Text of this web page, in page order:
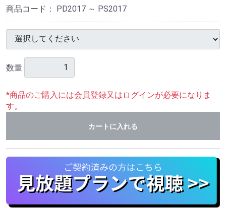
商品コード： PD2017 ～ PS2017
数量
*商品のご購入には会員登録又はログインが必要になりま
す。
カートに入れる